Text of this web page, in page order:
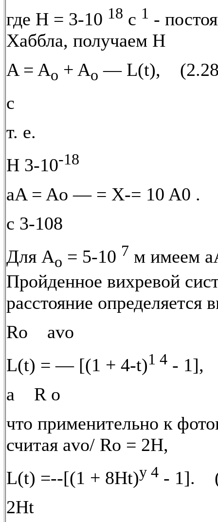
где Н = 3-10 18 с 1 -
Хаббла, получаем Н
A = Ao + Ao — L(t),
с
т. е.
Н 3-10-18
aA = Ao — = X-= 10 A0 .
с 3-108
Для Ao = 5-10 7 м имеем
Пройденное вихревой
расстояние определяется
Ro avo
L(t) = — [(1 + 4-t)1 4 - 1],
a R o
что применительно к
считая avo/ Ro = 2Н,
L(t) =--[(1 + 8Ht)y 4 - 1].
2Ht